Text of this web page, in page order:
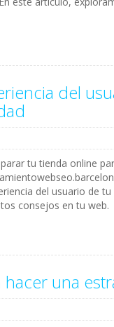
del
tu tienda online
del usuario de
consejos en tu web.
una